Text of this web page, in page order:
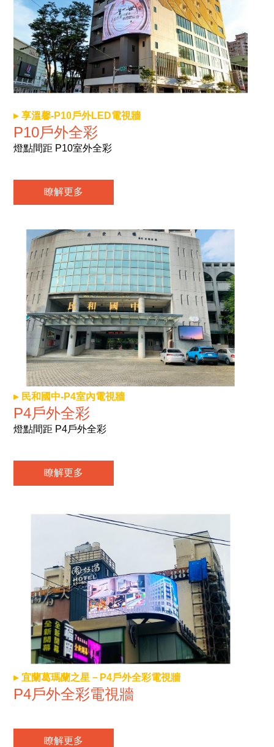
享溫馨-P10戶外LED電視牆
P10戶外全彩
燈點間距 P10室外全彩
瞭解更多
民和國中-P4室內電視牆
P4戶外全彩
燈點間距 P4戶外全彩
瞭解更多
宜蘭葛瑪蘭之星－P4戶外全彩電視牆
P4戶外全彩電視牆
瞭解更多